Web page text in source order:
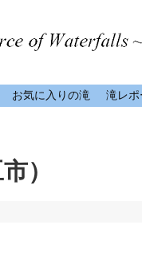
お気に入りの滝 滝レポ
）